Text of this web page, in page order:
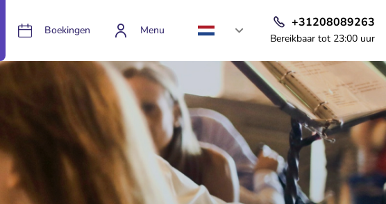
Boekingen Menu
+31208089263
Bereikbaar tot 23:00 uur